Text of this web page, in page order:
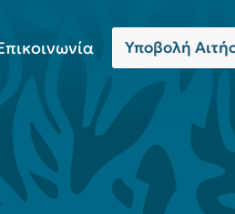
Υποβολή